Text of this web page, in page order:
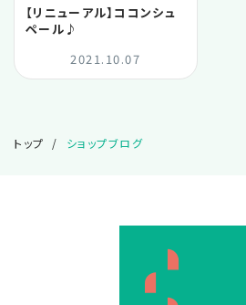
2023.09
2022.07
【リニューアル】ココンシュ
ペール♪
2021.10.07
トップ ショップブログ